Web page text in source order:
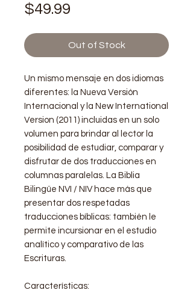
$49.99
Out of Stock
Un mismo mensaje en dos idiomas
diferentes: la Nueva Versión
Internacional y la New International
Version (2011) incluidas en un solo
volumen para brindar al lector la
posibilidad de estudiar, comparar y
disfrutar de dos traducciones en
columnas paralelas. La Biblia
Bilingüe NVI / NIV hace más que
presentar dos respetadas
traducciones bíblicas: también le
permite incursionar en el estudio
analítico y comparativo de las
Escrituras.
Características: